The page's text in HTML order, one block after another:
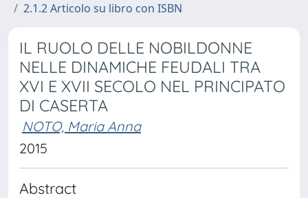
2.1.2 Articolo su libro con ISBN
IL RUOLO DELLE NOBILDONNE
NELLE DINAMICHE FEUDALI TRA
XVI E XVII SECOLO NEL PRINCIPATO
DI CASERTA
NOTO, Maria Anna
2015
Abstract